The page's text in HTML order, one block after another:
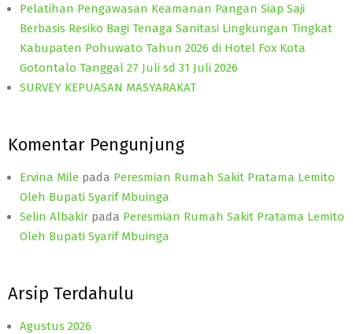
Pelatihan Pengawasan Keamanan Pangan Siap Saji
Berbasis Resiko Bagi Tenaga Sanitasi Lingkungan Tingkat
Kabupaten Pohuwato Tahun 2026 di Hotel Fox Kota
Gotontalo Tanggal 27 Juli sd 31 Juli 2026
SURVEY KEPUASAN MASYARAKAT
Komentar Pengunjung
Ervina Mile pada Peresmian Rumah Sakit Pratama Lemito
Oleh Bupati Syarif Mbuinga
Selin Albakir pada Peresmian Rumah Sakit Pratama Lemito
Oleh Bupati Syarif Mbuinga
Arsip Terdahulu
Agustus 2026